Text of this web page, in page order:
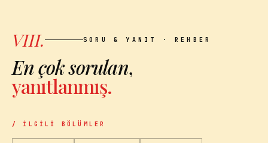
VIII. SORU & YANIT · REHBER
En çok sorulan,
yanıtlanmış.
/ İLGILI BÖLÜMLER